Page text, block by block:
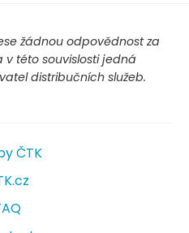
žádnou odpovědnost za
této souvislosti jedná
distribučních služeb.
ČTK